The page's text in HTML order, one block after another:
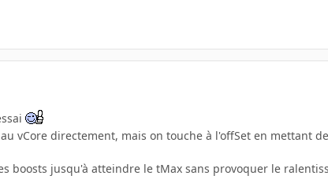
vCore directement, mais on touche à l'offSet en mettant
boosts jusqu'à atteindre le tMax sans provoquer le